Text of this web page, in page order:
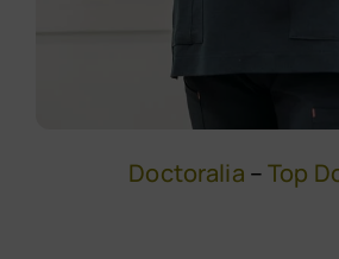
Doctoralia –Top